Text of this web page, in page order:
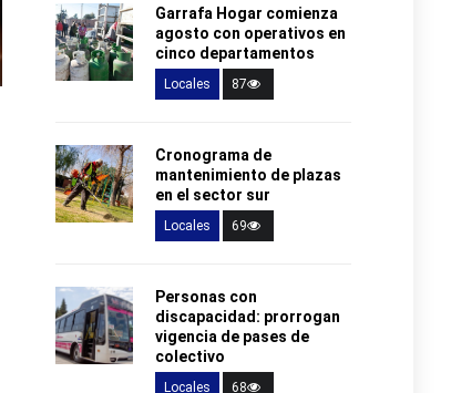
Garrafa Hogar comienza
agosto con operativos en
cinco departamentos
Locales 87
Cronograma de
mantenimiento de plazas
en el sector sur
Locales 69
Personas con
discapacidad: prorrogan
vigencia de pases de
colectivo
Locales 68